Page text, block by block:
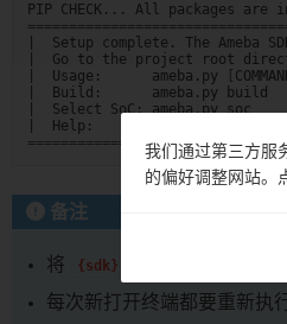
PIP CHECK... All packages are
Setup complete. The Ameba
Go to the project root
Usage: ameba.py
Build: ameba.py
Select SoC: ameba.py
Help:
备注
将 {sdk}
每次新打开终端都要重新执
我们通过第三方服
的偏好调整网站。